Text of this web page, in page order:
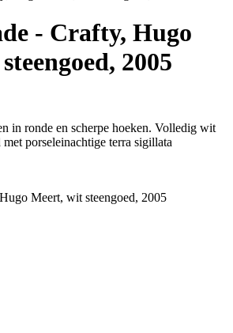
- Crafty, Hugo
2005
in ronde en scherpe hoeken. Volledig wit
porseleinachtige terra sigillata
Meert, wit steengoed, 2005